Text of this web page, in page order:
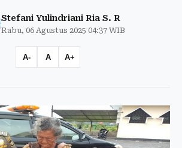
Stefani Yulindriani Ria S. R
Rabu, 06 Agustus 2025 04:37 WIB
A- A A+